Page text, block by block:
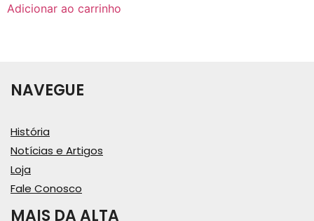
Adicionar ao carrinho
NAVEGUE
História
Notícias e Artigos
Loja
Fale Conosco
MAIS DA ALTA